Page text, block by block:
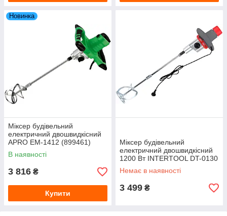
Новинка
Міксер будівельний
електричний двошвидкісний
APRO EM-1412 (899461)
1400 Вт
В наявності
3 816 ₴
Купити
Міксер будівельний
електричний двошвидкісний
1200 Вт INTERTOOL DT-0130
Немає в наявності
3 499 ₴